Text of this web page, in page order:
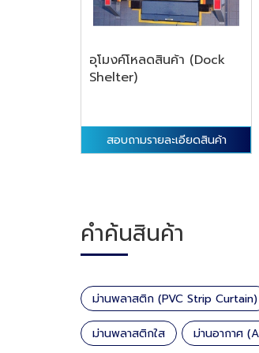
อุโมงค์โหลดสินค้า (Dock
Shelter)
สอบถามรายละเอียดสินค้า
คำค้นสินค้า
ม่านพลาสติก (PVC Strip Curtain)
ม่านพลาสติกใส ม่านอากาศ